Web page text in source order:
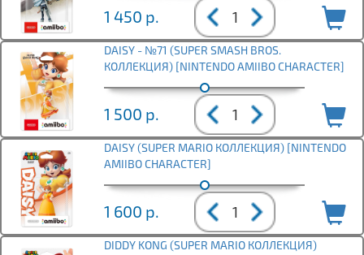
1 450 р.
DAISY - №71 (SUPER SMASH BROS.
КОЛЛЕКЦИЯ) [NINTENDO AMIIBO CHARACTER]
1 500 р.
DAISY (SUPER MARIO КОЛЛЕКЦИЯ) [NINTENDO
AMIIBO CHARACTER]
1 600 р.
DIDDY KONG (SUPER MARIO КОЛЛЕКЦИЯ)